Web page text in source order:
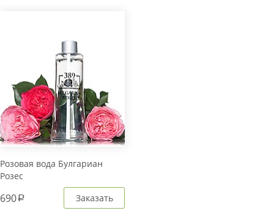
Розовая вода Булгариан
Розес
690a Заказать